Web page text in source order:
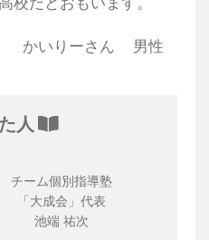
かいりーさん 男性
人
チーム個別指導塾
「大成会」代表
池端 祐次